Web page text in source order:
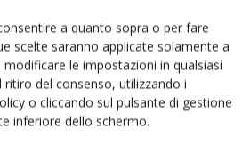
a quanto sopra o per fare
scelte saranno applicate solamente a
le impostazioni in qualsiasi
del consenso, utilizzando i
o cliccando sul pulsante di gestione
inferiore dello schermo.
da record per il bio: Canova e
crescono a doppia cifra